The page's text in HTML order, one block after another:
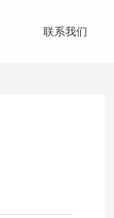
联系我们